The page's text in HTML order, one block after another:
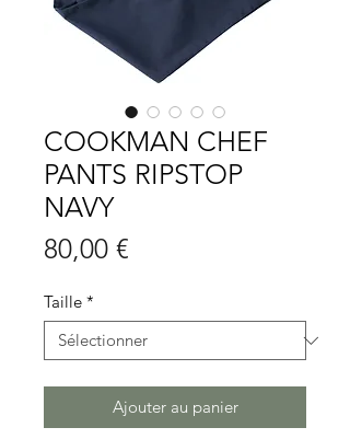
COOKMAN CHEF
PANTS RIPSTOP
NAVY
80,00 €
Taille *
Ajouter au panier